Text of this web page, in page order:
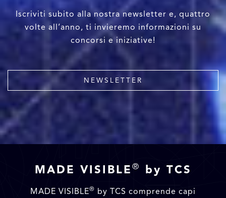
Iscriviti subito alla nostra newsletter e, quattro
volte all’anno, ti invieremo informazioni su
concorsi e iniziative!
NEWSLETTER
MADE VISIBLE ® by TCS
MADE VISIBLE® by TCS comprende capi